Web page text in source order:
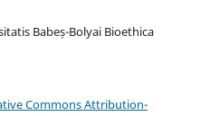
Babeș-Bolyai Bioethica
Commons Attribution-